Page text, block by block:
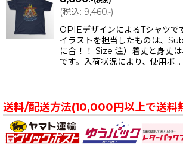
(税込: 9,460.-)
OPIEデザインによるTシャツで
イラストを担当したものは、
に合！！ Size 注）着丈と身丈
です。入荷状況により、使用ボ…
送料/配送方法(10,000円以上で送料